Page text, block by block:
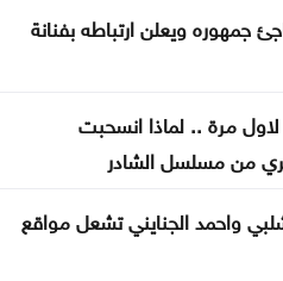
جمهوره ويعلن ارتباطه بفنانة
مرة .. لماذا انسحبت
من مسلسل الشادر
واحمد الجنايني تشعل مواقع